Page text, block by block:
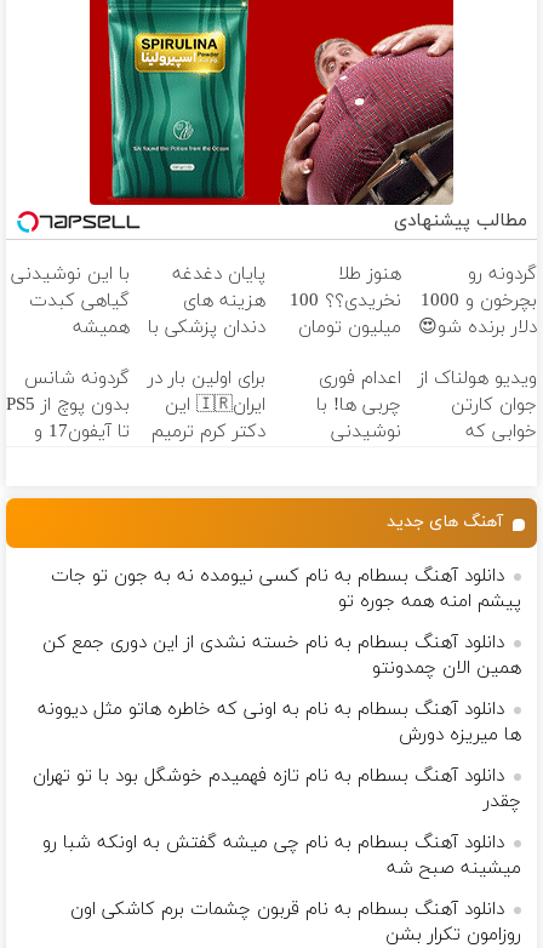
مطالب پیشنهادی
گردونه رو
بچرخون و 1000
دلار برنده شو😍
هنوز طلا
نخریدی؟؟ 100
میلیون تومان
پایان دغدغه
هزینه های
دندان پزشکی با
کننده خانگی
با این نوشیدنی
گیاهی کبدت
همیشه
ویدیو هولناک از
جوان کارتن
خوابی که
اعدام فوری
چربی ها! با
نوشیدنی
برای اولین بار در
ایران🇮🇷 این
دکتر کرم ترمیم
گردونه شانس
بدون پوچ از PS5
تا آیفون17 و
آهنگ های جدید
دانلود آهنگ بسطام به نام کسی نیومده نه به جون تو جات
پیشم امنه همه جوره تو
دانلود آهنگ بسطام به نام خسته نشدی از این دوری جمع کن
همین الان چمدونتو
دانلود آهنگ بسطام به نام به اونی که خاطره هاتو مثل دیوونه
ها میریزه دورش
دانلود آهنگ بسطام به نام تازه فهمیدم خوشگل بود با تو تهران
چقدر
دانلود آهنگ بسطام به نام چی میشه گفتش به اونکه شبا رو
میشینه صبح شه
دانلود آهنگ بسطام به نام قربون چشمات برم کاشکی اون
روزامون تکرار بشن